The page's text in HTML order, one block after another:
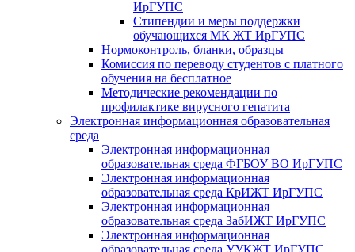
ИрГУПС
Стипендии и меры поддержки
обучающихся МК ЖТ ИрГУПС
Нормоконтроль, бланки, образцы
Комиссия по переводу студентов с платного
обучения на бесплатное
Методические рекомендации по
профилактике вирусного гепатита
Электронная информационная образовательная
среда
Электронная информационная
образовательная среда ФГБОУ ВО ИрГУПС
Электронная информационная
образовательная среда КрИЖТ ИрГУПС
Электронная информационная
образовательная среда ЗабИЖТ ИрГУПС
Электронная информационная
образовательная среда УУКЖТ ИрГУПС